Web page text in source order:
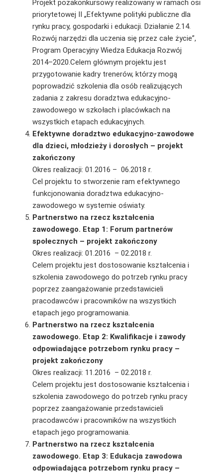
Projekt pozakonkursowy realizowany w ramach osi
priorytetowej II „Efektywne polityki pu­bliczne dla
rynku pracy, gospodarki i edukacji. Działanie 2.14.
Rozwój narzędzi dla uczenia się przez całe życie”,
Program Operacyjny Wiedza Edukacja Rozwój
2014–2020.Celem głównym projektu jest
przygotowanie kadry trenerów, którzy mogą
poprowadzić szkolenia dla osób realizujących
zadania z zakresu doradztwa edukacyjno-
zawodowego w szkołach i placówkach na
wszystkich etapach edukacyjnych.
Efektywne doradztwo edukacyjno-zawodowe
dla dzieci, młodzieży i dorosłych – projekt
zakończony
Okres realizacji: 01.2016 – 06.2018 r.
Cel projektu to stworzenie ram efektywnego
funkcjonowania doradztwa edukacyjno-
zawodowego w systemie oświaty.
Partnerstwo na rzecz kształcenia
zawodowego. Etap 1: Forum partnerów
społecznych – projekt zakończony
Okres realizacji: 01.2016 – 02.2018 r.
Celem projektu jest dostosowanie kształcenia i
szkolenia zawodowego do potrzeb rynku pracy
poprzez zaangażowanie przedstawicieli
pracodawców i pracowników na wszystkich
etapach jego programowania.
Partnerstwo na rzecz kształcenia
zawodowego. Etap 2: Kwalifikacje i zawody
odpowiadające potrzebom rynku pracy –
projekt zakończony
Okres realizacji: 11.2016 – 02.2018 r.
Celem projektu jest dostosowanie kształcenia i
szkolenia zawodowego do potrzeb rynku pracy
poprzez zaangażowanie przedstawicieli
pracodawców i pracowników na wszystkich
etapach jego programowania.
Partnerstwo na rzecz kształcenia
zawodowego. Etap 3: Edukacja zawodowa
odpowiadająca potrzebom rynku pracy –